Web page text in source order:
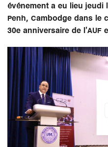
événement a eu lieu jeudi
Penh, Cambodge dans le
30e anniversaire de l’AUF